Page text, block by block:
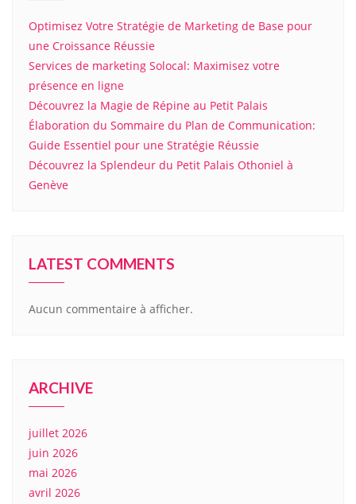
Optimisez Votre Stratégie de Marketing de Base pour
une Croissance Réussie
Services de marketing Solocal: Maximisez votre
présence en ligne
Découvrez la Magie de Répine au Petit Palais
Élaboration du Sommaire du Plan de Communication:
Guide Essentiel pour une Stratégie Réussie
Découvrez la Splendeur du Petit Palais Othoniel à
Genève
LATEST COMMENTS
Aucun commentaire à afficher.
ARCHIVE
juillet 2026
juin 2026
mai 2026
avril 2026